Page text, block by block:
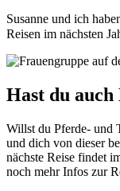
Susanne und ich
Reisen im nächsten
Hast du
Willst du Pferde- und
und dich von dieser
nächste Reise findet
noch mehr Infos zur